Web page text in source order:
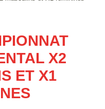
X2
ET X1